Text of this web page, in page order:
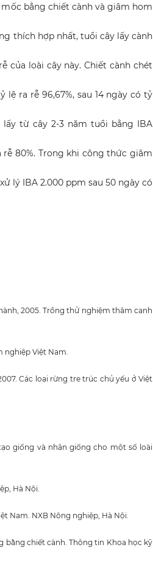
bằng chiết cành và giâm hom
thích hợp nhất, tuổi cây lấy cành
của loài cây này. Chiết cành chét
lệ ra rễ 96,67%, sau 14 ngày có tỷ
từ cây 2-3 năm tuổi bằng IBA
rễ 80%. Trong khi công thức giâm
lý IBA 2.000 ppm sau 50 ngày có
2005. Trồng thử nghiệm thâm canh
nghiệp Việt Nam.
Các loại rừng tre trúc chủ yếu ở Việt
giống và nhân giống cho một số loài
Hà Nội.
Nam. NXB Nông nghiệp, Hà Nội.
bằng chiết cành. Thông tin Khoa học kỹ